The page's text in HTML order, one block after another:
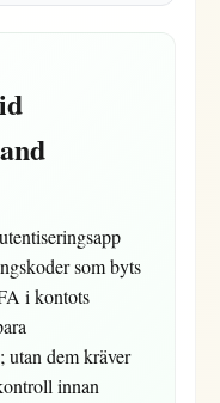
som byts
i kontots
utan dem kräver
innan